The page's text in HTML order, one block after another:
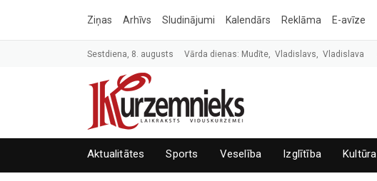
Ziņas Arhīvs Sludinājumi Kalendārs Reklāma E-avīze
Sestdiena, 8. augusts Vārda dienas: Mudīte, Vladislavs, Vladislava
Aktualitātes Sports Veselība Izglītība Kultūra